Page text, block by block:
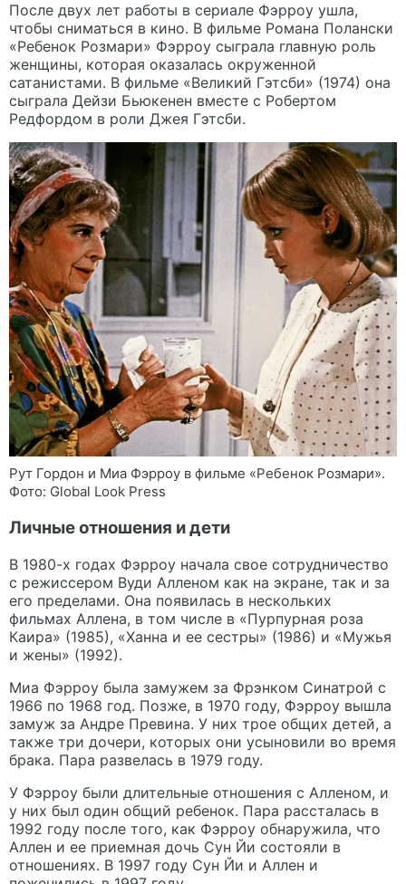
После двух лет работы в сериале Фэрроу ушла,
чтобы сниматься в кино. В фильме Романа Полански
«Ребенок Розмари» Фэрроу сыграла главную роль
женщины, которая оказалась окруженной
сатанистами. В фильме «Великий Гэтсби» (1974) она
сыграла Дейзи Бьюкенен вместе с Робертом
Редфордом в роли Джея Гэтсби.
Рут Гордон и Миа Фэрроу в фильме «Ребенок Розмари».
Фото: Global Look Press
Личные отношения и дети
В 1980-х годах Фэрроу начала свое сотрудничество
с режиссером Вуди Алленом как на экране, так и за
его пределами. Она появилась в нескольких
фильмах Аллена, в том числе в «Пурпурная роза
Каира» (1985), «Ханна и ее сестры» (1986) и «Мужья
и жены» (1992).
Миа Фэрроу была замужем за Фрэнком Синатрой с
1966 по 1968 год. Позже, в 1970 году, Фэрроу вышла
замуж за Андре Превина. У них трое общих детей, а
также три дочери, которых они усыновили во время
брака. Пара развелась в 1979 году.
У Фэрроу были длительные отношения с Алленом, и
у них был один общий ребенок. Пара рассталась в
1992 году после того, как Фэрроу обнаружила, что
Аллен и ее приемная дочь Сун Йи состояли в
отношениях. В 1997 году Сун Йи и Аллен и